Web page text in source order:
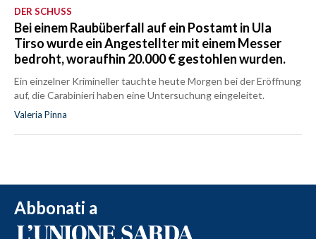
DER SCHUSS
Bei einem Raubüberfall auf ein Postamt in Ula
Tirso wurde ein Angestellter mit einem Messer
bedroht, woraufhin 20.000 € gestohlen wurden.
Ein einzelner Krimineller tauchte heute Morgen bei der Eröffnung
auf, die Carabinieri haben eine Untersuchung eingeleitet.
Valeria Pinna
Abbonati a